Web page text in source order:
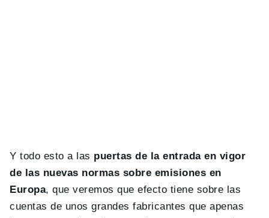
Y todo esto a las puertas de la entrada en vigor
de las nuevas normas sobre emisiones en
Europa, que veremos que efecto tiene sobre las
cuentas de unos grandes fabricantes que apenas